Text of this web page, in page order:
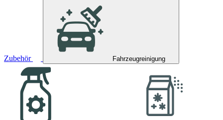
Zubehör Fahrzeugreinigung